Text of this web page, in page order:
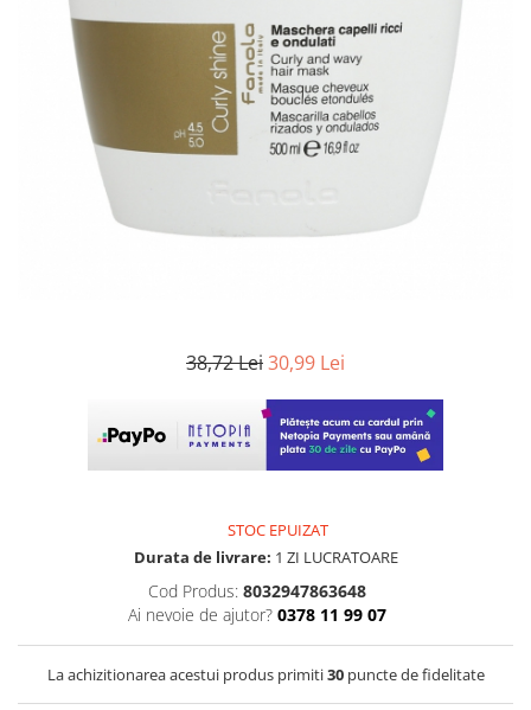
38,72 Lei30,99 Lei
STOC EPUIZAT
Durata de livrare: 1 ZI LUCRATOARE
Cod Produs: 8032947863648
Ai nevoie de ajutor? 0378 11 99 07
La achizitionarea acestui produs primiti30puncte de fidelitate